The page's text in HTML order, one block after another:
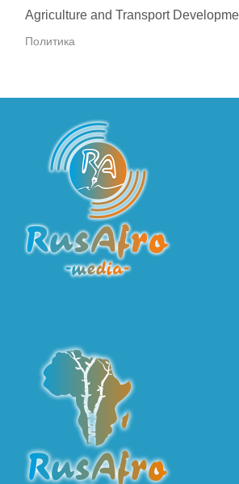
Agriculture and Transport
Политика